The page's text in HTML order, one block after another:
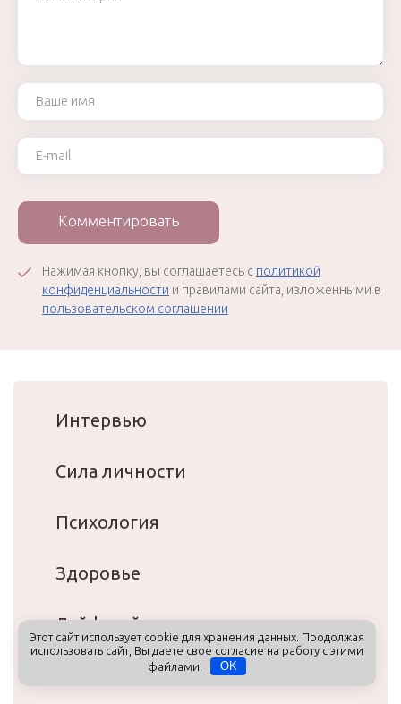
Ваше имя
Ваш e-mail
Комментировать
Нажимая кнопку, вы соглашаетесь с политикой
конфиденциальности и правилами сайта, изложенными в
пользовательском соглашении
Интервью
Сила личности
Психология
Здоровье
Лайфстайл
Этот сайт использует cookie для хранения данных. Продолжая
использовать сайт, Вы даете свое согласие на работу с этими
файлами.
OK